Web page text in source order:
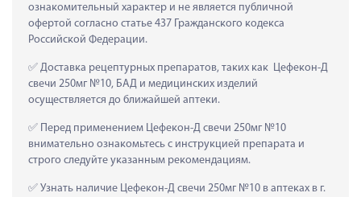
ознакомительный характер и не является публичной
офертой согласно статье 437 Гражданского кодекса
Российской Федерации.
Доставка рецептурных препаратов, таких как  Цефекон-Д
свечи 250мг №10, БАД и медицинских изделий
осуществляется до ближайшей аптеки.
Перед применением Цефекон-Д свечи 250мг №10
внимательно ознакомьтесь с инструкцией препарата и
строго следуйте указанным рекомендациям.
Узнать наличие Цефекон-Д свечи 250мг №10 в аптеках в г.